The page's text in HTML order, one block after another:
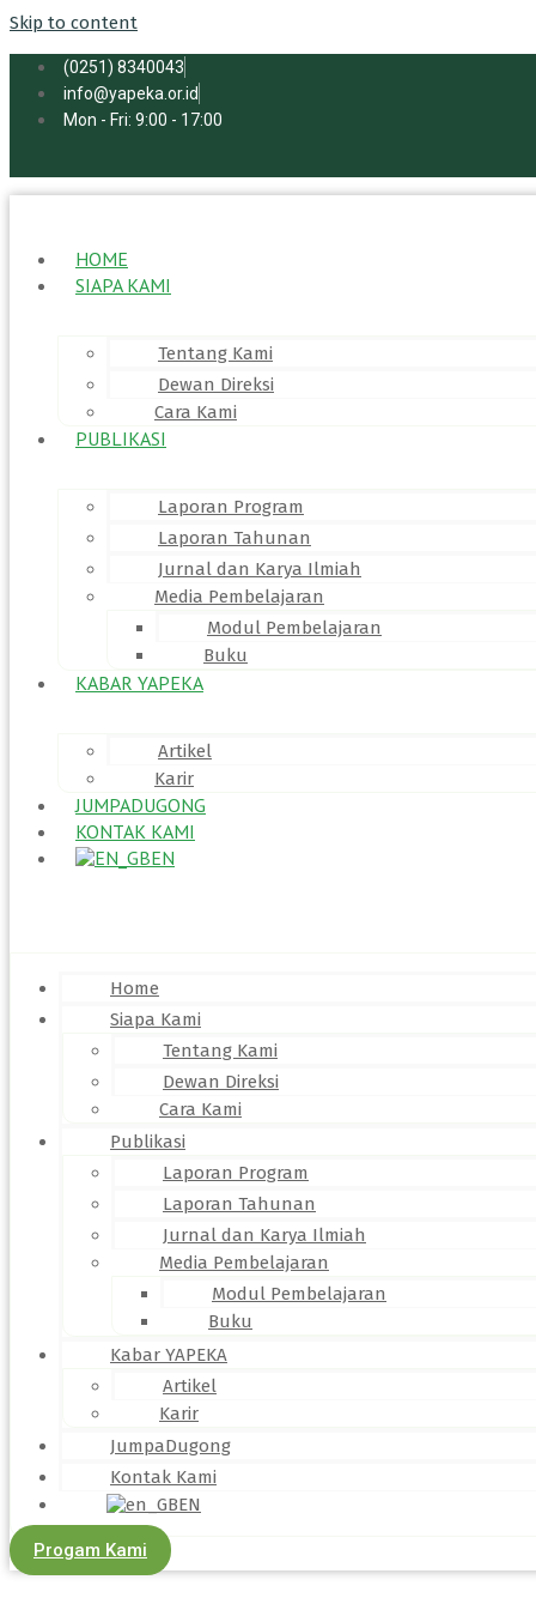
Skip to content
(0251) 8340043
info@yapeka.or.id
Mon - Fri: 9:00 - 17:00
HOME
SIAPA KAMI
Tentang Kami
Dewan Direksi
Cara Kami
PUBLIKASI
Laporan Program
Laporan Tahunan
Jurnal dan Karya Ilmiah
Media Pembelajaran
Modul Pembelajaran
Buku
KABAR YAPEKA
Artikel
Karir
JUMPADUGONG
KONTAK KAMI
EN
Home
Siapa Kami
Tentang Kami
Dewan Direksi
Cara Kami
Publikasi
Laporan Program
Laporan Tahunan
Jurnal dan Karya Ilmiah
Media Pembelajaran
Modul Pembelajaran
Buku
Kabar YAPEKA
Artikel
Karir
JumpaDugong
Kontak Kami
EN
Progam Kami